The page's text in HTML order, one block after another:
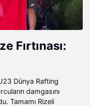
Fırtınası:
Dünya Rafting
damgasını
Tamamı Rizeli